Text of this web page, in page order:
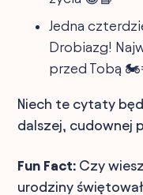
Jedna
Drobiazg!
przed Tobą
Niech te cytaty
dalszej, cudownej
Fun Fact: Czy
urodziny